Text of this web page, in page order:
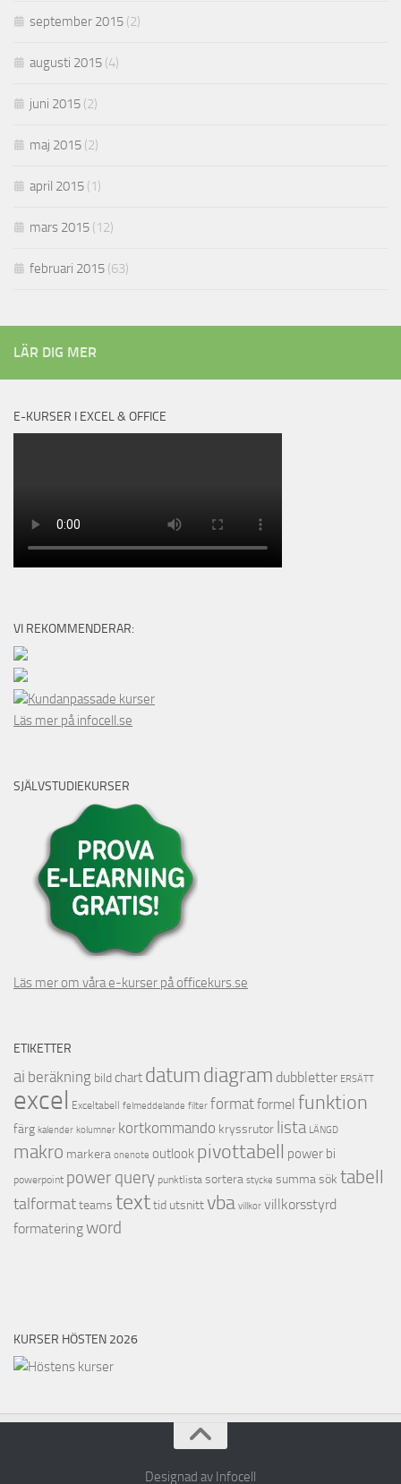
september 2015 (2)
augusti 2015 (4)
juni 2015 (2)
maj 2015 (2)
april 2015 (1)
mars 2015 (12)
februari 2015 (63)
LÄR DIG MER
E-KURSER I EXCEL & OFFICE
VI REKOMMENDERAR:
Kundanpassade kurser
Läs mer på infocell.se
SJÄLVSTUDIEKURSER
Läs mer om våra e-kurser på officekurs.se
ETIKETTER
ai beräkning bild chart datumdiagram dubbletter ERSÄTT
excel Exceltabell felmeddelande filter formatformel funktion
färg kalender kolumner kortkommando kryssrutor lista LÄNGD
makro markera onenote outlook pivottabell power bi
powerpoint power query punktlista sortera stycke summasök tabell
talformatteams texttid utsnittvba villkor villkorsstyrd
formateringword
KURSER HÖSTEN 2026
Designad av Infocell